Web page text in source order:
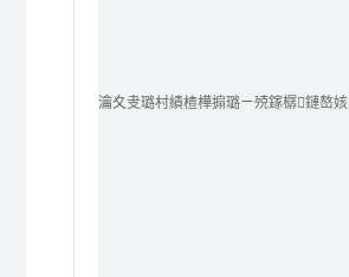
瀹夊叏璐村績楂樺搧璐ㄧ殑鎵樼鏈嶅姟